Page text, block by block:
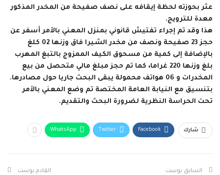
عثر بحوزته لحظة إيقافه على نصف صفيحة من المخدر المذكور
معدة للترويج.
هذا وقد تم إجراء تفتيش قانوني بمنزل المعني بالأمر أسفر عن
حجز 23 صفيحة ونصف من مخدر الشيرا فاق وزنها 02 كلغ
بالإضافة إلى كمية من مسحوق الكيف الممزوج بالتبغ المهرب
بلغ وزنها 220 غراما، كما تم حجز مبلغ مالي متحصل من بيع
المخدرات و 06 هواتف محمولة يبقى البحث جاريا حول مصادرها.
بتنسيق مع النيابة العامة المختصة تم وضع المعني بالأمر
تحت الحراسة النظرية لضرورة البحث والتقديم.
شارك Facebook
Twitter
WhatsApp
السابق بوست القادم بوست